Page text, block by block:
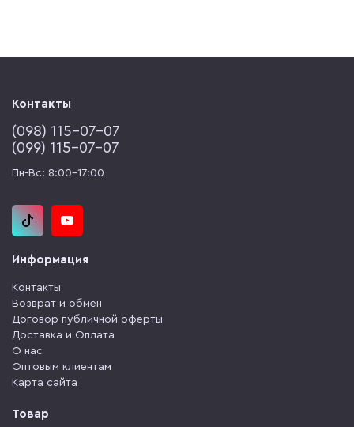
Контакты
(‎098) 115-07-07
(‎099) 115-07-07
Пн-Вс: 8:00-17:00
Информация
Контакты
Возврат и обмен
Договор публичной оферты
Доставка и Оплата
О нас
Оптовым клиентам
Карта сайта
Товар